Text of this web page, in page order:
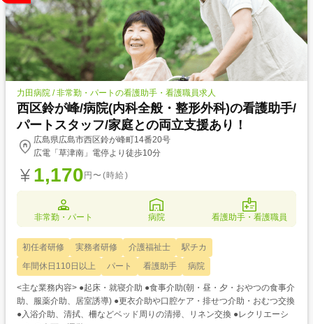
力田病院 / 非常勤・パートの看護助手・看護職員求人
西区鈴が峰/病院(内科全般・整形外科)の看護助手/
パートスタッフ/家庭との両立支援あり！
広島県広島市西区鈴が峰町14番20号
広電「草津南」電停より徒歩10分
1,170 円〜(時給)
非常勤・パート 病院 看護助手・看護職員
初任者研修 実務者研修 介護福祉士
駅チカ
年間休日110日以上
パート 看護助手 病院
<主な業務内容> ●起床・就寝介助 ●食事介助(朝・昼・夕・おやつの食事介
助、服薬介助、居室誘導) ●更衣介助や口腔ケア・排せつ介助・おむつ交換
●入浴介助、清拭、柵などベッド周りの清掃、リネン交換 ●レクリエーシ